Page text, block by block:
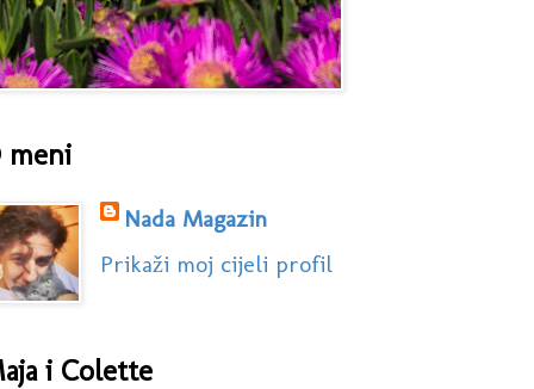
meni
Nada Magazin
Prikaži moj cijeli profil
i Colette